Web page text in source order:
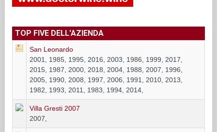
TOP FIVE DELL'AZIENDA
San Leonardo
2001, 1985, 1995, 2016, 2003, 1986, 1999, 2017,
2015, 1987, 2000, 2018, 2004, 1988, 2007, 1996,
2005, 1990, 2008, 1997, 2006, 1991, 2010, 2013,
1982, 1993, 2011, 1983, 1994, 2014,
Villa Gresti 2007
2007,